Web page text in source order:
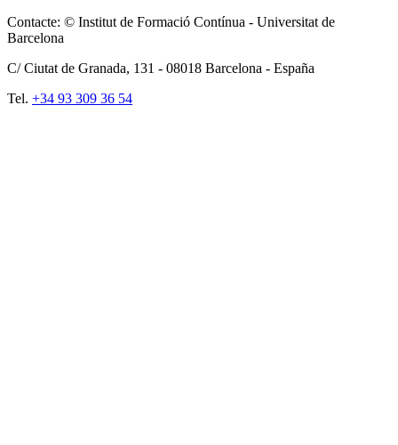
Contacte: © Institut de Formació Contínua - Universitat de
Barcelona
C/ Ciutat de Granada, 131 - 08018 Barcelona - España
Tel. +34 93 309 36 54